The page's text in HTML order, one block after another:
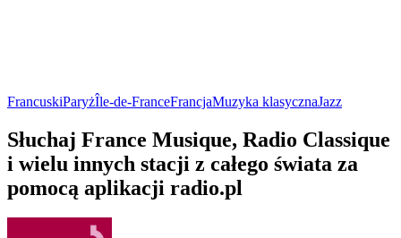
FrancuskiParyżÎle-de-FranceFrancjaMuzyka klasycznaJazz
Słuchaj France Musique, Radio Classique
i wielu innych stacji z całego świata za
pomocą aplikacji radio.pl